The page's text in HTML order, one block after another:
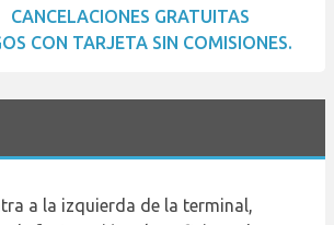
CANCELACIONES GRATUITAS
CON TARJETA SIN COMISIONES.
a la izquierda de la terminal,